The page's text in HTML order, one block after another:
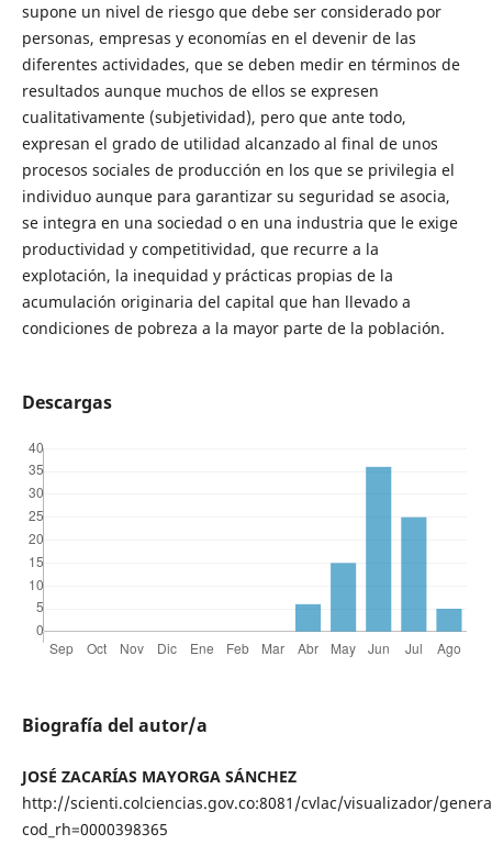
supone un nivel de riesgo que debe ser considerado por
personas, empresas y economías en el devenir de las
diferentes actividades, que se deben medir en términos de
resultados aunque muchos de ellos se expresen
cualitativamente (subjetividad), pero que ante todo,
expresan el grado de utilidad alcanzado al final de unos
procesos sociales de producción en los que se privilegia el
individuo aunque para garantizar su seguridad se asocia,
se integra en una sociedad o en una industria que le exige
productividad y competitividad, que recurre a la
explotación, la inequidad y prácticas propias de la
acumulación originaria del capital que han llevado a
condiciones de pobreza a la mayor parte de la población.
Descargas
Biografía del autor/a
JOSÉ ZACARÍAS MAYORGA SÁNCHEZ
http://scienti.colciencias.gov.co:8081/cvlac/visualizador/
cod_rh=0000398365